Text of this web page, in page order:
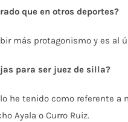
que en otros deportes?
más protagonismo y es
para ser juez de silla?
he tenido como referente
Ayala o Curro Ruiz.